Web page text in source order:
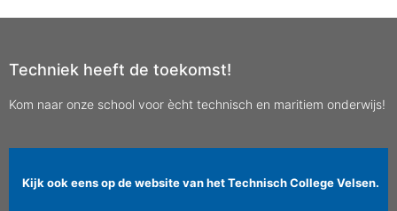
Techniek heeft de toekomst!
Kom naar onze school voor ècht technisch en maritiem onderwijs!
Kijk ook eens op de website van het Technisch College Velsen.